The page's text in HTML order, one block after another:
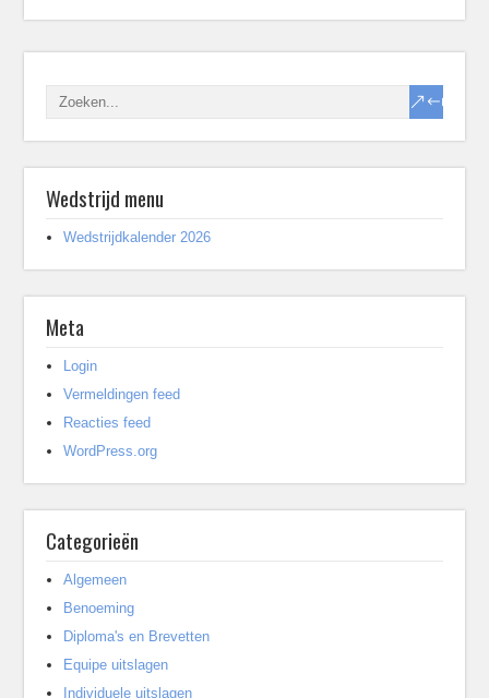
Wedstrijd menu
Wedstrijdkalender 2026
Meta
Login
Vermeldingen feed
Reacties feed
WordPress.org
Categorieën
Algemeen
Benoeming
Diploma's en Brevetten
Equipe uitslagen
Individuele uitslagen